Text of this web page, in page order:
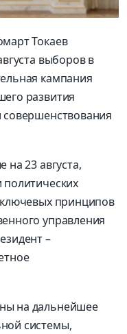
Токаев
выборов в
кампания
развития
23 августа,
принципов
управления
–
на дальнейшее
системы,